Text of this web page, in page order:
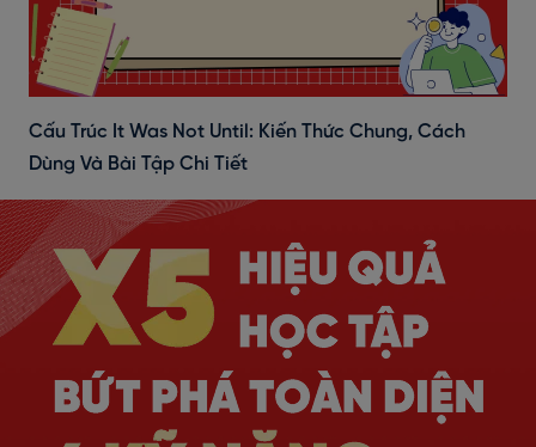
Cấu Trúc It Was Not Until: Kiến Thức Chung, Cách
Dùng Và Bài Tập Chi Tiết